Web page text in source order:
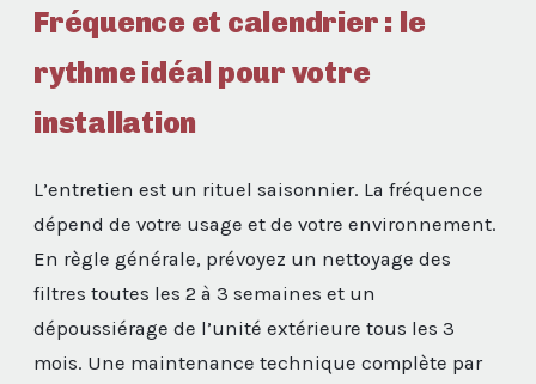
Fréquence et calendrier : le
rythme idéal pour votre
installation
L’entretien est un rituel saisonnier. La fréquence
dépend de votre usage et de votre environnement.
En règle générale, prévoyez un nettoyage des
filtres toutes les 2 à 3 semaines et un
dépoussiérage de l’unité extérieure tous les 3
mois. Une maintenance technique complète par